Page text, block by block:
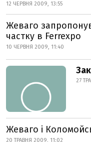
12 ЧЕРВНЯ 2009, 13:55
Жеваго
частку в Ferrexpo
10 ЧЕРВНЯ 2009, 11:40
27
Жеваго і
20 ТРАВНЯ 2009, 11:02